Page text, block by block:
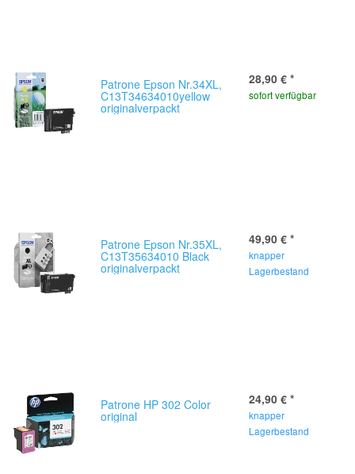
Patrone Epson Nr.34XL,
C13T34634010yellow
originalverpackt
28,90 € *
sofort verfügbar
Patrone Epson Nr.35XL,
C13T35634010 Black
originalverpackt
49,90 € *
knapper
Lagerbestand
Patrone HP 302 Color
original
24,90 € *
knapper
Lagerbestand